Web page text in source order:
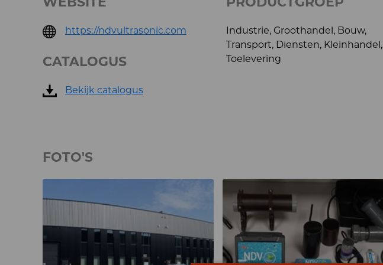
https://ndvultrasonic.com
CATALOGUS
Bekijk catalogus
Industrie, Groothandel, Bouw,
Transport, Diensten, Kleinhandel,
Toelevering
FOTO'S